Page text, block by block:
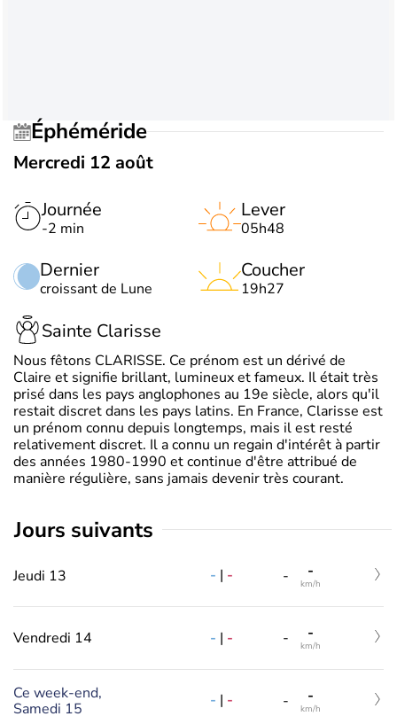
Éphéméride
Mercredi 12 août
Journée
-2 min
Dernier
croissant de Lune
Lever
05h48
Coucher
19h27
Sainte Clarisse
Nous fêtons CLARISSE. Ce prénom est un dérivé de
Claire et signifie brillant, lumineux et fameux. Il était très
prisé dans les pays anglophones au 19e siècle, alors qu'il
restait discret dans les pays latins. En France, Clarisse est
un prénom connu depuis longtemps, mais il est resté
relativement discret. Il a connu un regain d'intérêt à partir
des années 1980-1990 et continue d'être attribué de
manière régulière, sans jamais devenir très courant.
jours suivants
Jeudi 13 - | - - -
km/h
Vendredi 14 - | - - -
km/h
Ce week-end,
Samedi 15
- | - - -
km/h